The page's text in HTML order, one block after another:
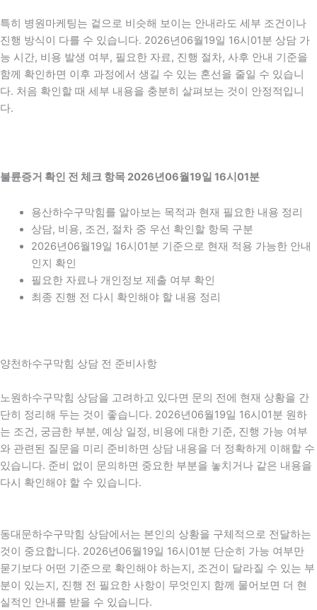
특히 병원마케팅는 겉으로 비슷해 보이는 안내라도 세부 조건이나
진행 방식이 다를 수 있습니다. 2026년06월19일 16시01분 상담 가
능 시간, 비용 발생 여부, 필요한 자료, 진행 절차, 사후 안내 기준을
함께 확인하면 이후 과정에서 생길 수 있는 혼선을 줄일 수 있습니
다. 처음 확인할 때 세부 내용을 충분히 살펴보는 것이 안정적입니
다.
불륜증거 확인 전 체크 항목 2026년06월19일 16시01분
용산하수구막힘를 알아보는 목적과 현재 필요한 내용 정리
상담, 비용, 조건, 절차 중 우선 확인할 항목 구분
2026년06월19일 16시01분 기준으로 현재 적용 가능한 안내
인지 확인
필요한 자료나 개인정보 제출 여부 확인
최종 진행 전 다시 확인해야 할 내용 정리
양천하수구막힘 상담 전 준비사항
노원하수구막힘 상담을 고려하고 있다면 문의 전에 현재 상황을 간
단히 정리해 두는 것이 좋습니다. 2026년06월19일 16시01분 원하
는 조건, 궁금한 부분, 예상 일정, 비용에 대한 기준, 진행 가능 여부
와 관련된 질문을 미리 준비하면 상담 내용을 더 정확하게 이해할 수
있습니다. 준비 없이 문의하면 중요한 부분을 놓치거나 같은 내용을
다시 확인해야 할 수 있습니다.
동대문하수구막힘 상담에서는 본인의 상황을 구체적으로 전달하는
것이 중요합니다. 2026년06월19일 16시01분 단순히 가능 여부만
묻기보다 어떤 기준으로 확인해야 하는지, 조건이 달라질 수 있는 부
분이 있는지, 진행 전 필요한 사항이 무엇인지 함께 물어보면 더 현
실적인 안내를 받을 수 있습니다.